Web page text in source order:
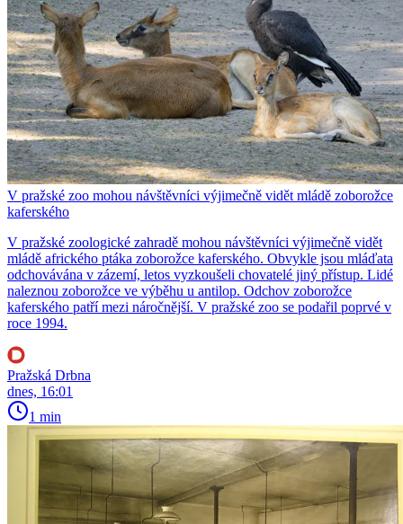
V pražské zoo mohou návštěvníci výjimečně vidět mládě zoborožce
kaferského
V pražské zoologické zahradě mohou návštěvníci výjimečně vidět
mládě afrického ptáka zoborožce kaferského. Obvykle jsou mláďata
odchovávána v zázemí, letos vyzkoušeli chovatelé jiný přístup. Lidé
naleznou zoborožce ve výběhu u antilop. Odchov zoborožce
kaferského patří mezi náročnější. V pražské zoo se podařil poprvé v
roce 1994.
Pražská Drbna
dnes, 16:01
1 min